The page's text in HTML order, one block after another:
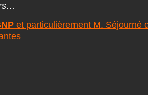
et particulièrement M. Séjourné